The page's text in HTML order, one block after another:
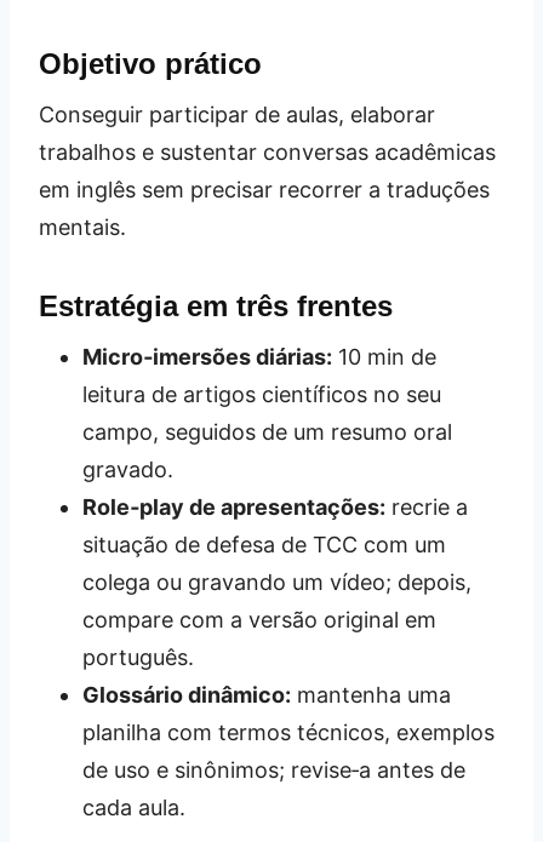
Objetivo prático
Conseguir participar de aulas, elaborar
trabalhos e sustentar conversas acadêmicas
em inglês sem precisar recorrer a traduções
mentais.
Estratégia em três frentes
Micro‑imersões diárias: 10 min de
leitura de artigos científicos no seu
campo, seguidos de um resumo oral
gravado.
Role‑play de apresentações: recrie a
situação de defesa de TCC com um
colega ou gravando um vídeo; depois,
compare com a versão original em
português.
Glossário dinâmico: mantenha uma
planilha com termos técnicos, exemplos
de uso e sinônimos; revise‑a antes de
cada aula.